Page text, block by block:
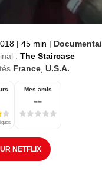
| 45 min |
: The Staircase
France U.S.A.
Mes amis
--
NETFLIX